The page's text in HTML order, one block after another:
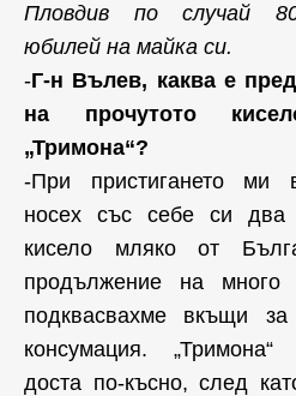
Пловдив по случай
юбилей на майка си.
-Г-н Вълев, каква е
на прочутото
„Тримона“?
-При пристигането ми
носех със себе си два
кисело мляко от
продължение на много
подквасвахме вкъщи за
консумация.
доста по-късно, след